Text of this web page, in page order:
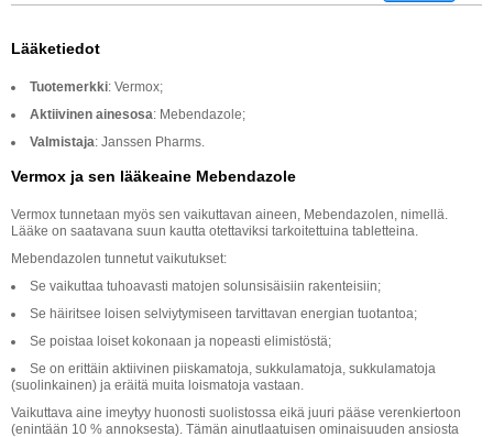
Lääketiedot
Tuotemerkki: Vermox;
Aktiivinen ainesosa: Mebendazole;
Valmistaja: Janssen Pharms.
Vermox ja sen lääkeaine Mebendazole
Vermox tunnetaan myös sen vaikuttavan aineen, Mebendazolen, nimellä.
Lääke on saatavana suun kautta otettaviksi tarkoitettuina tabletteina.
Mebendazolen tunnetut vaikutukset:
Se vaikuttaa tuhoavasti matojen solunsisäisiin rakenteisiin;
Se häiritsee loisen selviytymiseen tarvittavan energian tuotantoa;
Se poistaa loiset kokonaan ja nopeasti elimistöstä;
Se on erittäin aktiivinen piiskamatoja, sukkulamatoja, sukkulamatoja
(suolinkainen) ja eräitä muita loismatoja vastaan.
Vaikuttava aine imeytyy huonosti suolistossa eikä juuri pääse verenkiertoon
(enintään 10 % annoksesta). Tämän ainutlaatuisen ominaisuuden ansiosta